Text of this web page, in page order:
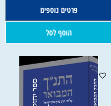
פרטים נוספים
הוסף לסל